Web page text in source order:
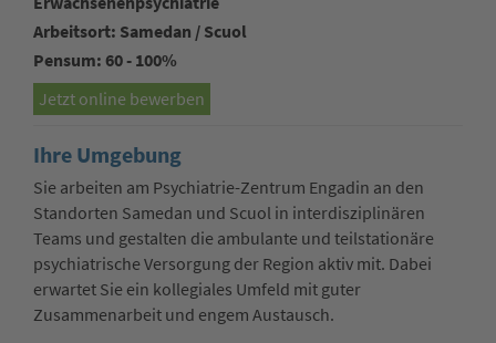
Arbeitsort: Samedan / Scuol
Pensum: 60 - 100%
Jetzt online bewerben
Ihre Umgebung
Sie arbeiten am Psychiatrie-Zentrum Engadin an den
Standorten Samedan und Scuol in interdisziplinären
Teams und gestalten die ambulante und teilstationäre
psychiatrische Versorgung der Region aktiv mit. Dabei
erwartet Sie ein kollegiales Umfeld mit guter
Zusammenarbeit und engem Austausch.